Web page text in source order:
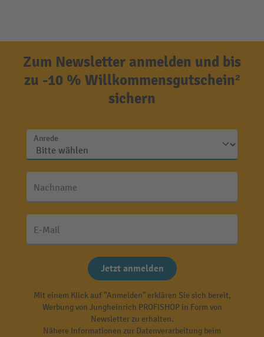
Zum Newsletter anmelden und bis
zu -10 % Willkommensgutschein²
sichern
Anrede
Nachname
E-Mail
Jetzt anmelden
Mit einem Klick auf "Anmelden" erklären Sie sich bereit,
Werbung von Jungheinrich PROFISHOP in Form von
Newsletter zu erhalten.
Nähere Informationen zur Datenverarbeitung beim